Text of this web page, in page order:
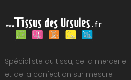
Spécialiste du tissu, de la mercerie
et de la confection sur mesure